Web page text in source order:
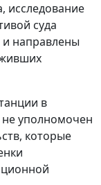
исследование
суда
направлены
в
уполномочен
которые